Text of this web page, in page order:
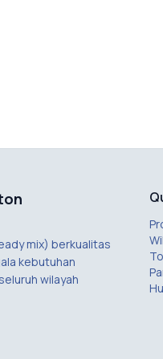
mix) berkualitas
kebutuhan
wilayah